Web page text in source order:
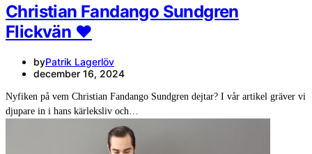
Christian Fandango Sundgren
Flickvän ❤️
byPatrik Lagerlöv
december 16, 2024
Nyfiken på vem Christian Fandango Sundgren dejtar? I vår artikel gräver vi
djupare in i hans kärleksliv och…